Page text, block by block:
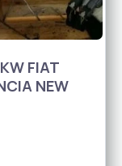
FIAT
NEW